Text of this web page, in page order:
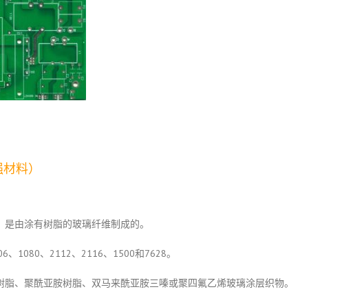
料）
由涂有树脂的玻璃纤维制成的。
、1080、2112、2116、1500和7628。
、聚酰亚胺树脂、双马来酰亚胺三嗪或聚四氟乙烯玻璃涂层织物。